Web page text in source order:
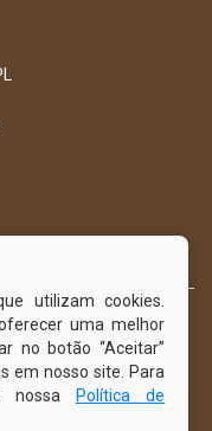
utilizam cookies.
uma melhor
no botão “Aceitar”
em nosso site. Para
nossa
Política de